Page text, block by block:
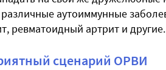
различные аутоиммунные
ревматоидный артрит и другие.
сценарий ОРВИ